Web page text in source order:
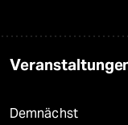
Demnächst